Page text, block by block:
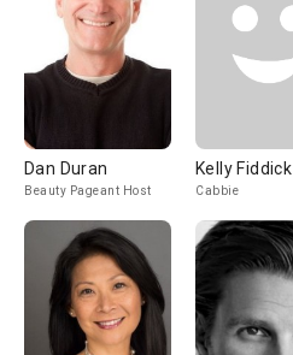
Dan Duran
Beauty Pageant Host
Kelly Fiddick
Cabbie